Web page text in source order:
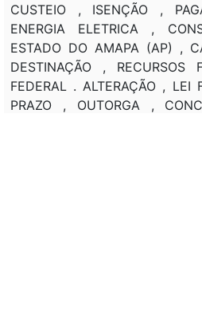
CUSTEIO , ISENÇÃO ,
ENERGIA ELETRICA ,
ESTADO DO AMAPA (AP) ,
DESTINAÇÃO , RECURSOS
FEDERAL . ALTERAÇÃO , LEI
PRAZO , OUTORGA ,